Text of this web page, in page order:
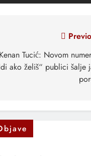
Kenan Tucić: Novom
ako želiš“ publici šalje